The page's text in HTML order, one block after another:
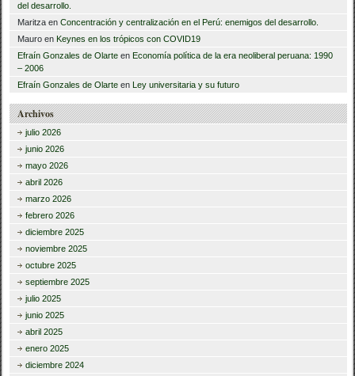
del desarrollo.
Maritza enConcentración y centralización en el Perú: enemigos del desarrollo.
Mauro en Keynes en los trópicos con COVID19
Efraín Gonzales de Olarte en Economía política de la era neoliberal peruana: 1990
– 2006
Efraín Gonzales de Olarte en Ley universitaria y su futuro
Archivos
julio 2026
junio 2026
mayo 2026
abril 2026
marzo 2026
febrero 2026
diciembre 2025
noviembre 2025
octubre 2025
septiembre 2025
julio 2025
junio 2025
abril 2025
enero 2025
diciembre 2024